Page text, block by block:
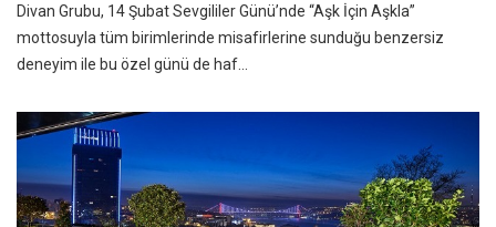
Divan Grubu, 14 Şubat Sevgililer Günü’nde “Aşk İçin Aşkla”
mottosuyla tüm birimlerinde misafirlerine sunduğu benzersiz
deneyim ile bu özel günü de haf...